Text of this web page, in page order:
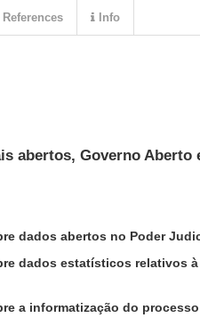
abertos, Governo Aberto
dados abertos no Poder
dados estatísticos relativos
a informatização do
References Info